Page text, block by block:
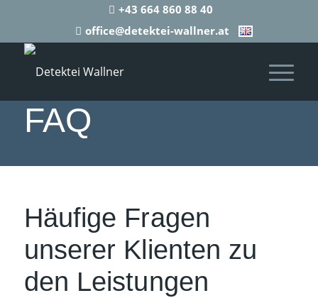
+43 664 860 88 40
office@detektei-wallner.at
FAQ
Häufige Fragen
unserer Klienten zu
den Leistungen